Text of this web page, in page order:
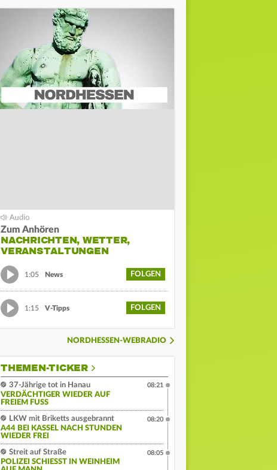
Zum Anhören
NACHRICHTEN, WETTER,
VERANSTALTUNGEN
1:05 News FOLGEN
1:15 V-Tipps FOLGEN
NORDHESSEN-WEBRADIO
THEMEN-TICKER
37-Jährige tot in Hanau
VERDÄCHTIGER WIEDER AUF
FREIEM FUSS
08:21
LKW mit Briketts ausgebrannt
A44 BEI KASSEL NACH STUNDEN
WIEDER FREI
08:20
Streit auf Straße
POLIZEI SCHIESST IN WEINHEIM A
08:05